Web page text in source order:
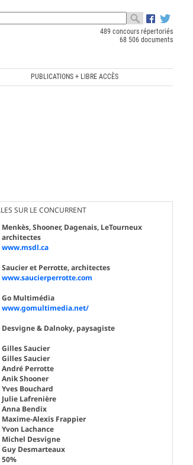
489 concours répertoriés
68 506 documents
PUBLICATIONS + LIBRE ACCÈS
SUR LE CONCURRENT
Menkès, Shooner, Dagenais, LeTourneux
architectes
www.msdl.ca
Saucier et Perrotte, architectes
www.saucierperrotte.com
Go Multimédia
www.gomultimedia.net/
Desvigne & Dalnoky, paysagiste
Gilles Saucier
Gilles Saucier
André Perrotte
Anik Shooner
Yves Bouchard
Julie Lafrenière
Anna Bendix
Maxime-Alexis Frappier
Yvon Lachance
Michel Desvigne
Guy Desmarteaux
50%